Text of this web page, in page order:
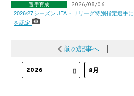
選手育成 2026/08/06
2026/27シーズン JFA・Ｊリーグ特別指定選手
を認定
前の記事へ│